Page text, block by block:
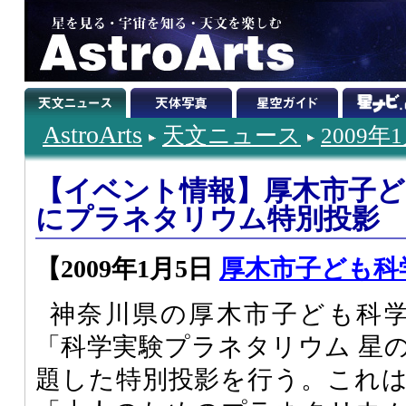
AstroArts 天文ニュース 2009年
【イベント情報】厚木市子
にプラネタリウム特別投影
【2009年1月5日 厚木市子ども科
神奈川県の厚木市子ども科
「科学実験プラネタリウム 星
題した特別投影を行う。これ